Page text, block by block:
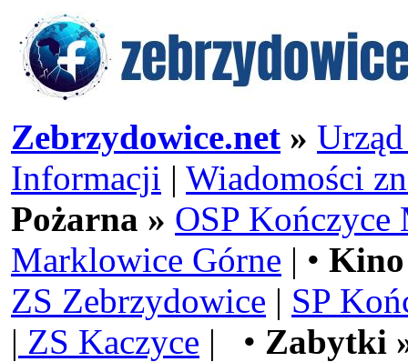
Zebrzydowice.net »
Informacji | Wiadomości
Pożarna » OSP Kończyce
Marklowice Górne | •
ZS Zebrzydowice | SP
| ZS Kaczyce | • Zabytki